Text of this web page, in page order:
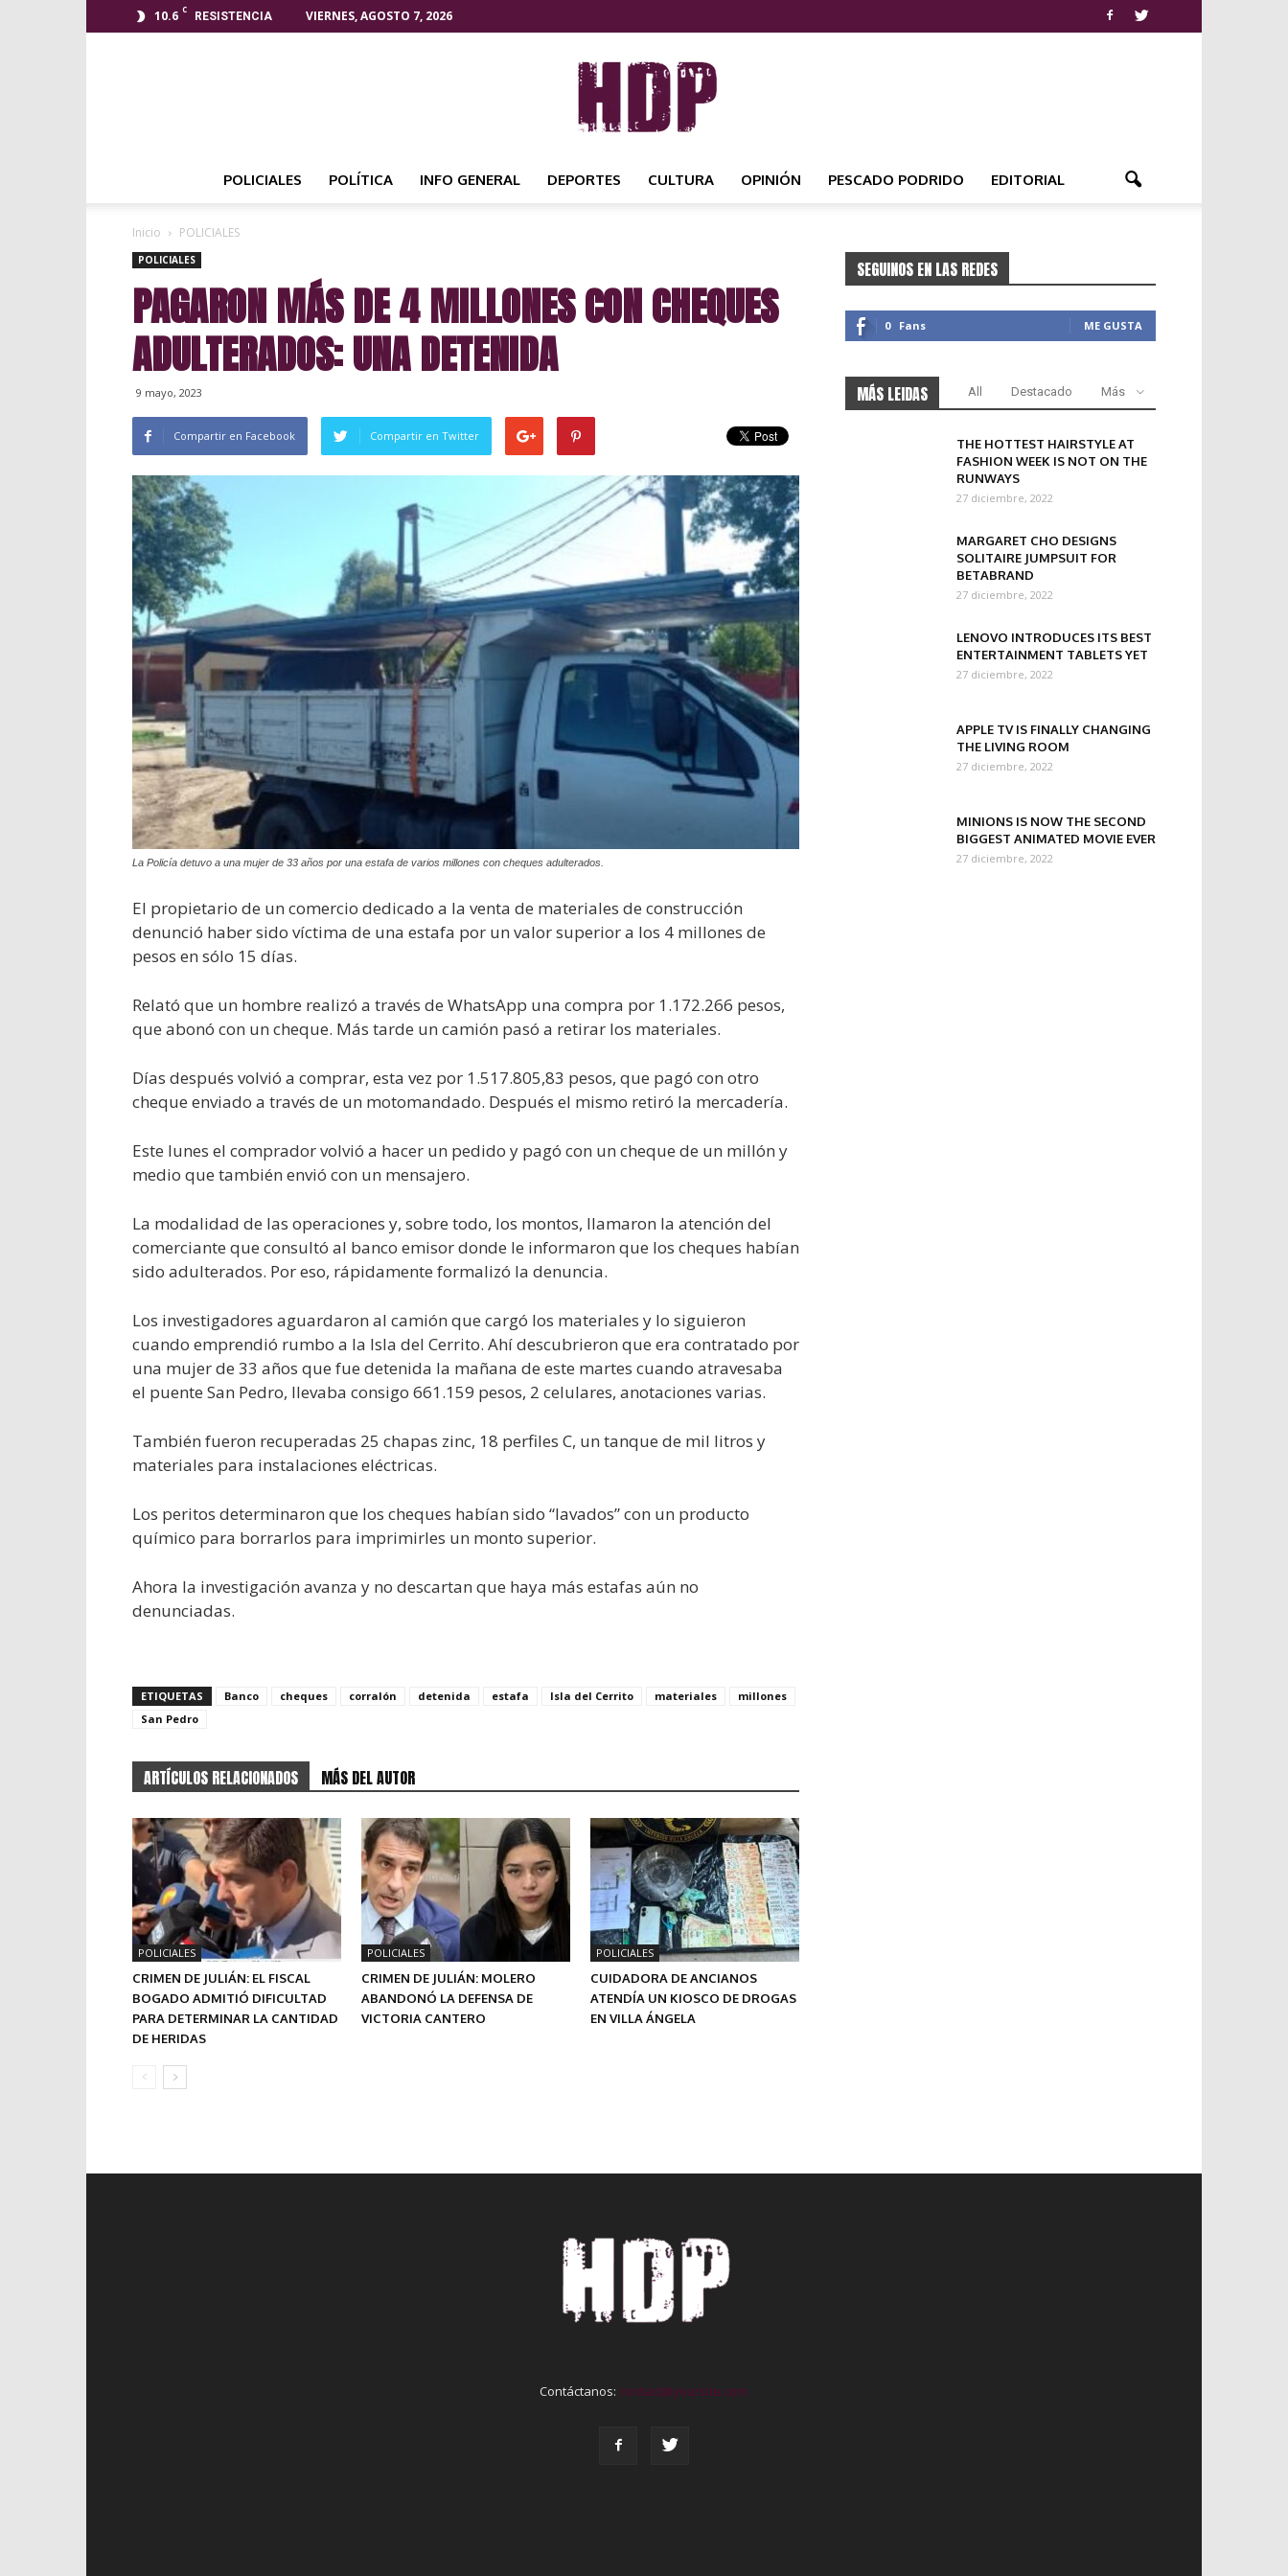
10.6 C
RESISTENCIA VIERNES, AGOSTO 7, 2026
NOTICIAS
POLICIALES POLÍTICA INFO GENERAL DEPORTES CULTURA OPINIÓN PESCADO PODRIDO EDITORIAL
Inicio POLICIALES
POLICIALES
PAGARON MÁS DE 4 MILLONES CON CHEQUES
ADULTERADOS: UNA DETENIDA
9 mayo, 2023
Compartir en Facebook Compartir en Twitter
La Policía detuvo a una mujer de 33 años por una estafa de varios millones con cheques adulterados.
El propietario de un comercio dedicado a la venta de materiales de construcción
denunció haber sido víctima de una estafa por un valor superior a los 4 millones de
pesos en sólo 15 días.
Relató que un hombre realizó a través de WhatsApp una compra por 1.172.266 pesos,
que abonó con un cheque. Más tarde un camión pasó a retirar los materiales.
Días después volvió a comprar, esta vez por 1.517.805,83 pesos, que pagó con otro
cheque enviado a través de un motomandado. Después el mismo retiró la mercadería.
Este lunes el comprador volvió a hacer un pedido y pagó con un cheque de un millón y
medio que también envió con un mensajero.
La modalidad de las operaciones y, sobre todo, los montos, llamaron la atención del
comerciante que consultó al banco emisor donde le informaron que los cheques habían
sido adulterados. Por eso, rápidamente formalizó la denuncia.
Los investigadores aguardaron al camión que cargó los materiales y lo siguieron
cuando emprendió rumbo a la Isla del Cerrito. Ahí descubrieron que era contratado por
una mujer de 33 años que fue detenida la mañana de este martes cuando atravesaba
el puente San Pedro, llevaba consigo 661.159 pesos, 2 celulares, anotaciones varias.
También fueron recuperadas 25 chapas zinc, 18 perfiles C, un tanque de mil litros y
materiales para instalaciones eléctricas.
Los peritos determinaron que los cheques habían sido “lavados” con un producto
químico para borrarlos para imprimirles un monto superior.
Ahora la investigación avanza y no descartan que haya más estafas aún no
denunciadas.
ETIQUETAS Banco cheques corralón detenida estafa Isla del Cerrito materiales
millones
San Pedro
ARTÍCULOS RELACIONADOS MÁS DEL AUTOR
POLICIALES
CRIMEN DE JULIÁN: EL FISCAL
BOGADO ADMITIÓ DIFICULTAD
PARA DETERMINAR LA CANTIDAD
DE HERIDAS
POLICIALES
CRIMEN DE JULIÁN: MOLERO
ABANDONÓ LA DEFENSA DE
VICTORIA CANTERO
POLICIALES
CUIDADORA DE ANCIANOS
ATENDÍA UN KIOSCO DE DROGAS
EN VILLA ÁNGELA
SEGUINOS EN LAS REDES
0 Fans ME GUSTA
MÁS LEIDAS All Destacado Más
THE HOTTEST HAIRSTYLE AT
FASHION WEEK IS NOT ON THE
RUNWAYS
27 diciembre, 2022
MARGARET CHO DESIGNS
SOLITAIRE JUMPSUIT FOR
BETABRAND
27 diciembre, 2022
LENOVO INTRODUCES ITS BEST
ENTERTAINMENT TABLETS YET
27 diciembre, 2022
APPLE TV IS FINALLY CHANGING
THE LIVING ROOM
27 diciembre, 2022
MINIONS IS NOW THE SECOND
BIGGEST ANIMATED MOVIE EVER
27 diciembre, 2022
Contáctanos: contact@yoursite.com